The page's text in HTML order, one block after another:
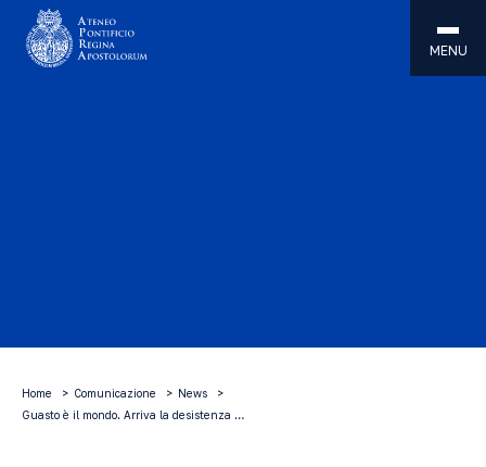
MENU
Home Comunicazione
News
Guasto è il mondo. Arriva la desistenza …